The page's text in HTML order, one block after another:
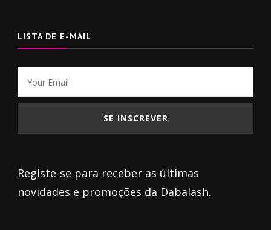
LISTA DE E-MAIL
Registe-se para receber as últimas
novidades e promoções da Dabalash.